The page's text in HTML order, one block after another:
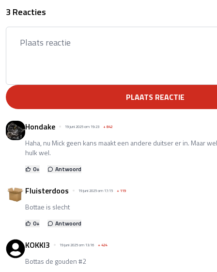
3 Reacties
PLAATS REACTIE
Hondake 19 juni 2025 om 19:23 +842
Haha, nu Mick geen kans maakt een andere duitser er in. Maar
hulk wel.
0+ Antwoord
Fluisterdoos 19 juni 2025 om 17:15 +119
Bottae is slecht
0+ Antwoord
KOKKI3 19 juni 2025 om 13:16 +424
Bottas de gouden #2